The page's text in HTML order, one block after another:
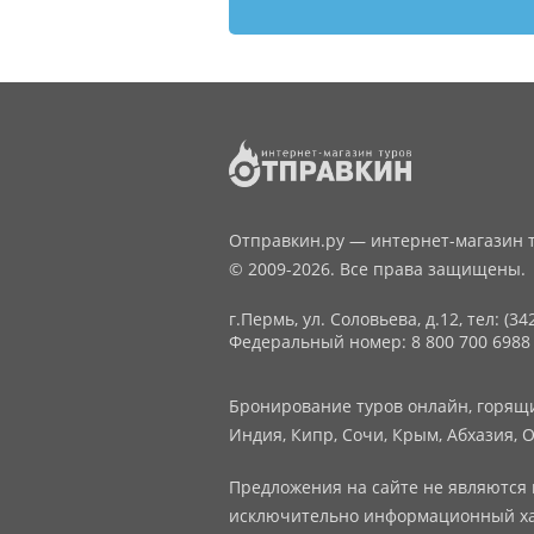
Отправкин.ру — интернет-магазин
© 2009-2026. Все права защищены.
г.Пермь, ул. Соловьева, д.12, тел:
Федеральный номер: 8 800 700 6988
Бронирование туров онлайн,
Индия, Кипр, Сочи, Крым, Абхазия,
Предложения на сайте не
исключительно информационный